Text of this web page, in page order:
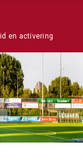
en activering